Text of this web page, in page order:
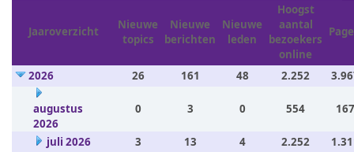
Jaaroverzicht
Nieuwe
topics
Nieuwe
berichten
Nieuwe
leden
Hoogst
aantal
bezoekers
online
2026 26 161 48 2.252
augustus
2026
0 3 0 554
juli 2026 3 13 4 2.252